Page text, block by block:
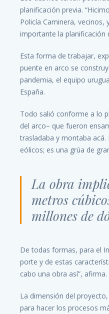
planificación previa.
Policía Caminera,
importante la planificación
Esta forma de trabajar,
puente en arco se
pandemia, el equipo
España.
Todo salió conforme a lo
del arco– que fueron
trasladaba y montaba
eólicos; es una grúa de
La obra
metros
millones de
De todas formas, para el
porte y de estas
cabo una obra así”, afirma.
La dimensión del
para hacer los procesos